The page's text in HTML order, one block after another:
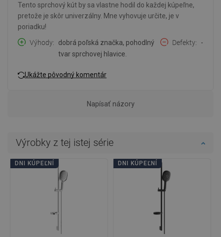
Tento sprchový kút by sa vlastne hodil do každej kúpeľne,
pretože je skôr univerzálny. Mne vyhovuje určite, je v
poriadku!
Výhody
dobrá poľská značka, pohodlný
tvar sprchovej hlavice.
Defekty -
Ukážte pôvodný komentár
Napísať názory
Výrobky z tej istej série
DNI KÚPEĽNÍ DNI KÚPEĽNÍ